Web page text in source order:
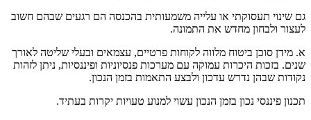
גם שינוי תעסוקתי או עלייה משמעותית בהכנסה הם רגעים שבהם חשוב
לעצור ולבחון מחדש את התמונה.
א. מידן סוכן ביטוח מלווה לקוחות פרטיים, עצמאים ובעלי שליטה לאורך
שנים. בזכות היכרות עמוקה עם מערכות פנסיוניות ופיננסיות, ניתן לזהות
נקודות שבהן נדרש עדכון ולבצע התאמות בזמן הנכון.
תכנון פיננסי נכון בזמן הנכון עשוי למנוע טעויות יקרות בעתיד.